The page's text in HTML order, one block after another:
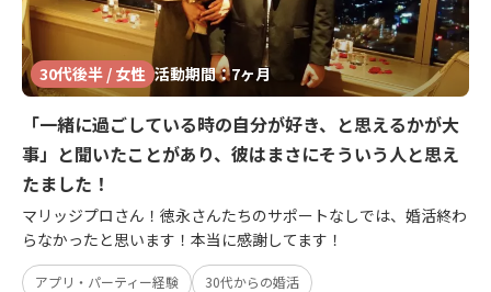
30代後半 / 女性 活動期間：7ヶ月
「一緒に過ごしている時の自分が好き、と思えるかが大
事」と聞いたことがあり、彼はまさにそういう人と思え
たました！
マリッジプロさん！徳永さんたちのサポートなしでは、婚活終わ
らなかったと思います！本当に感謝してます！
アプリ・パーティー経験
30代からの婚活